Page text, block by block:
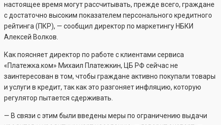
настоящее время могут рассчитывать, прежде всего, граждане
с достаточно высоким показателем персонального кредитного
рейтинга (ПКР), — сообщил директор по маркетингу НБКИ
Алексей Волков.
Как поясняет директор по работе с клиентами сервиса
«Платежка.ком» Михаил Платежкин, ЦБ РФ сейчас не
заинтересован в том, чтобы граждане активно покупали товары
и услуги в кредит, так как это разгоняет инфляцию, которую
регулятор пытается сдерживать.
— В связи с этим были введены меры по ограничению выдачи